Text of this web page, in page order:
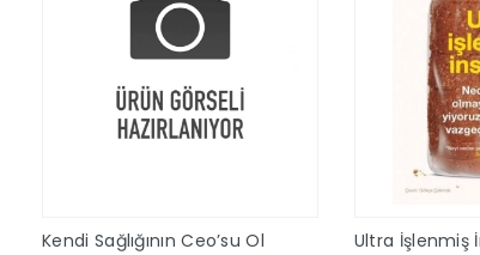
Kendi Sağlığının Ceo’su Ol Ultra İşlenmiş